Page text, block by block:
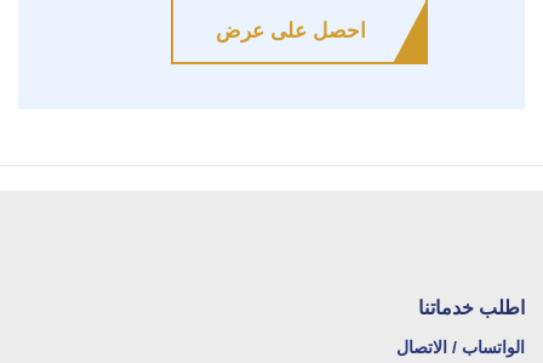
احصل على عرض
اطلب خدماتنا
الواتساب / الاتصال